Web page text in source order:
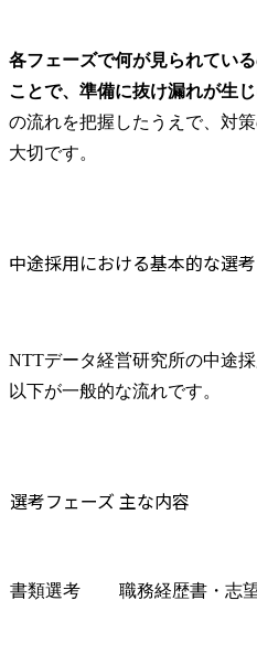
各フェーズで何が見られてい
ことで、準備に抜け漏れが生
の流れを把握したうえで、対
大切です。
中途採用における基本的な選
NTTデータ経営研究所の中途
以下が一般的な流れです。
選考フェーズ 主な内容
書類選考 職務経歴書・志